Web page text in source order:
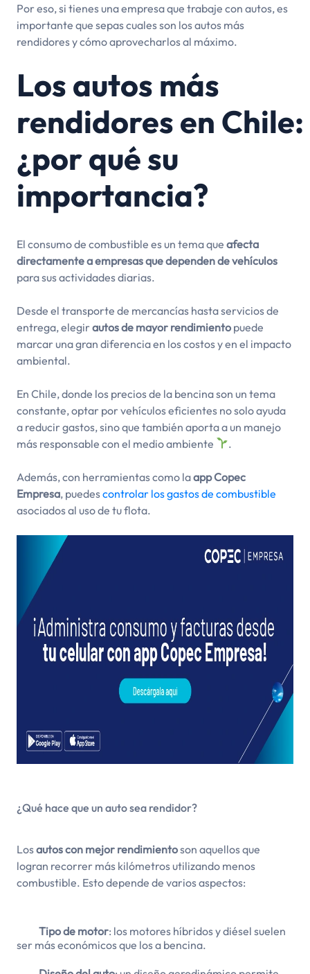
Por eso, si tienes una empresa que trabaje con autos, es
importante que sepas cuales son los autos más
rendidores y cómo aprovecharlos al máximo.
Los autos más
rendidores en Chile:
¿por qué su
importancia?
El consumo de combustible es un tema que afecta
directamente a empresas que dependen de vehículos
para sus actividades diarias.
Desde el transporte de mercancías hasta servicios de
entrega, elegirautos de mayor rendimiento puede
marcar una gran diferencia en los costos y en el impacto
ambiental.
En Chile, donde los precios de la bencina son un tema
constante, optar por vehículos eficientes no solo ayuda
a reducir gastos, sino que también aporta a un manejo
más responsable con el medio ambiente
.
Además, con herramientas como laapp Copec
Empresa, puedescontrolar los gastos de combustible
asociados al uso de tu flota.
¿Qué hace que un auto sea rendidor?
Losautos con mejor rendimientoson aquellos que
logran recorrer más kilómetros utilizando menos
combustible. Esto depende de varios aspectos:
Tipo de motor: los motores híbridos y diésel suelen
ser más económicos que los a bencina.